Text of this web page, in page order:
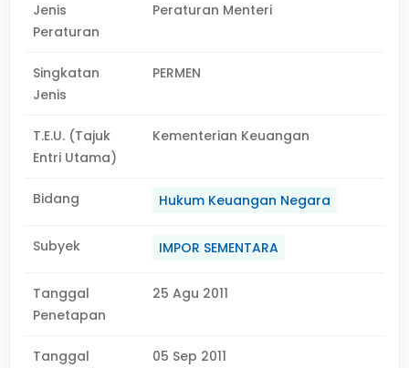
Jenis
Peraturan
Peraturan Menteri
Singkatan
Jenis
PERMEN
T.E.U. (Tajuk
Entri Utama)
Kementerian Keuangan
Bidang Hukum Keuangan Negara
Subyek IMPOR SEMENTARA
Tanggal
Penetapan
25 Agu 2011
Tanggal
05 Sep 2011